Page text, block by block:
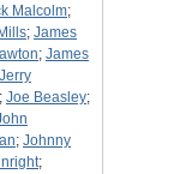
Malcolm;
; James
; James
Jerry
; Joe Beasley;
; Johnny
;